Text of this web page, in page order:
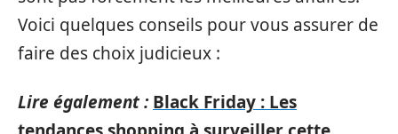
Voici quelques conseils pour vous assurer de
faire des choix judicieux :
Lire également : Black Friday : Les